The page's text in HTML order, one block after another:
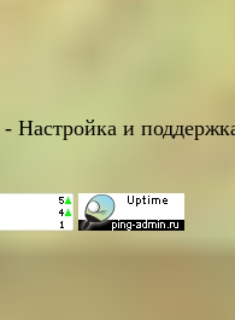
- Настройка и